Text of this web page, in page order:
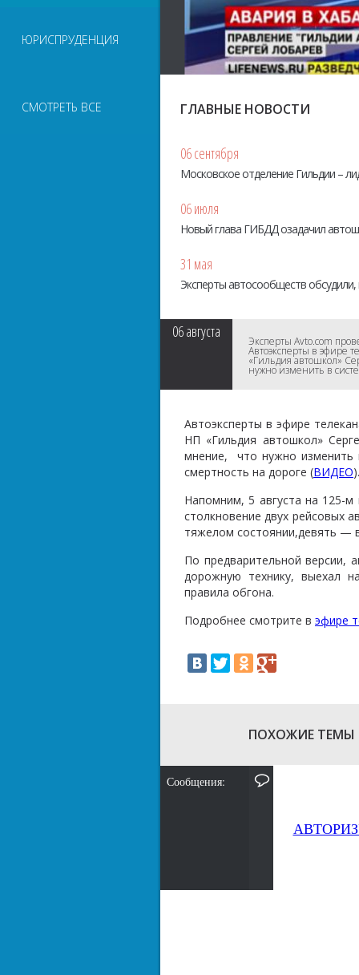
ЮРИСПРУДЕНЦИЯ
СМОТРЕТЬ ВСЕ ГЛАВНЫЕ НОВОСТИ
06 сентября
Московское отделение Гильдии –
06 июля
Новый глава ГИБДД озадачил
31 мая
Эксперты автосообществ
06августа
Эксперты Avto.com
Автоэксперты в эфире
«Гильдия автошкол»
нужно изменить в
Автоэксперты в эфире
НП «Гильдия автошкол»
мнение, что нужно изменить
смертность на дороге (ВИДЕО).
Напомним, 5 августа на 125-
столкновение двух рейсовых
тяжелом состоянии,девять —
По предварительной версии,
дорожную технику, выехал
правила обгона.
Подробнее смотрите в эфире
ПОХОЖИЕ ТЕМЫ
Сообщения: